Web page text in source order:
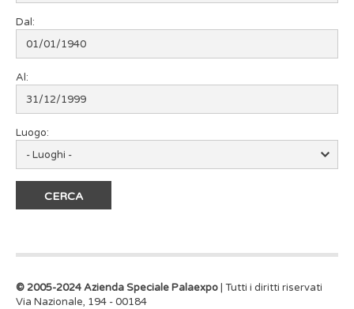
Dal:
Al:
Luogo:
© 2005-2024 Azienda Speciale Palaexpo | Tutti i diritti riservati
Via Nazionale, 194 - 00184